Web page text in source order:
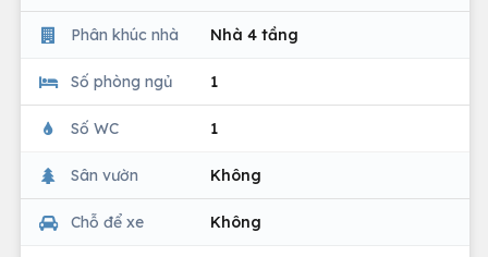
Phân khúc nhà Nhà 4 tầng
Số phòng ngủ 1
Số WC 1
Sân vườn Không
Chỗ để xe Không